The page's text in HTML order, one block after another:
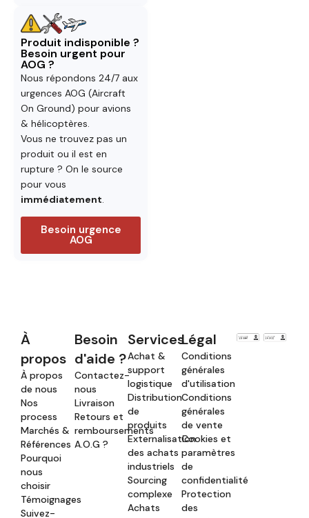
Produit indisponible ?
Besoin urgent pour
AOG ?
Nous répondons 24/7 aux
urgences AOG (Aircraft
On Ground) pour avions
& hélicoptères.
Vous ne trouvez pas un
produit ou il est en
rupture ? On le source
pour vous
immédiatement.
Besoin urgence
AOG
À
propos
À propos
de nous
Nos
process
Marchés &
Références
Pourquoi
nous
choisir
Témoignages
Suivez-
Besoin
d'aide ?
Contactez-
nous
Livraison
Retours et
remboursements
A.O.G ?
Services
Achat &
support
logistique
Distribution
de
produits
Externalisation
des achats
industriels
Sourcing
complexe
Achats
Légal
Conditions
générales
d'utilisation
Conditions
générales
de vente
Cookies et
paramètres
de
confidentialité
Protection
des